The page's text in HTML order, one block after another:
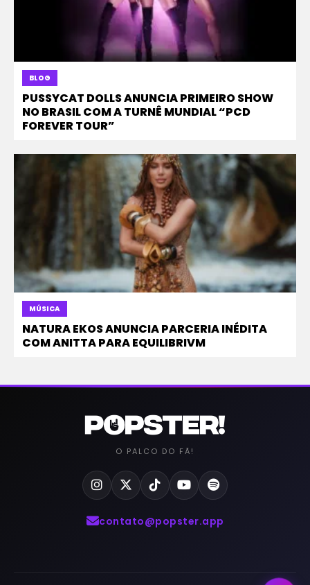
BLOG
PUSSYCAT DOLLS ANUNCIA PRIMEIRO SHOW
NO BRASIL COM A TURNÊ MUNDIAL “PCD
FOREVER TOUR”
MÚSICA
NATURA EKOS ANUNCIA PARCERIA INÉDITA
COM ANITTA PARA EQUILIBRIVM
O PALCO DO FÃ!
contato@popster.app